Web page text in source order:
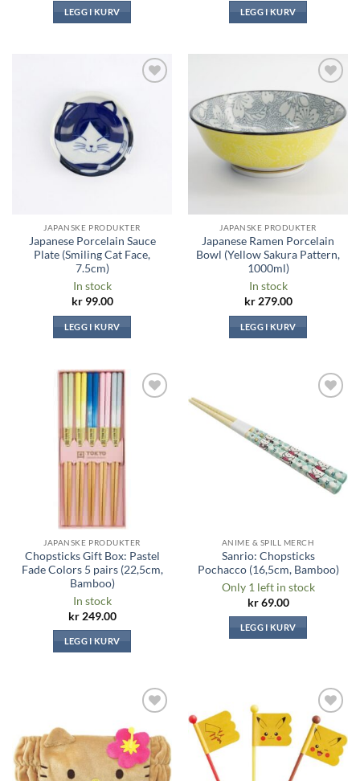
LEGG I KURV LEGG I KURV
JAPANSKE PRODUKTER
Japanese Porcelain Sauce
Plate (Smiling Cat Face,
7.5cm)
In stock
kr99.00
LEGG I KURV
Legg til i
ønskeliste
JAPANSKE PRODUKTER
Japanese Ramen Porcelain
Bowl (Yellow Sakura Pattern,
1000ml)
In stock
kr279.00
LEGG I KURV
JAPANSKE PRODUKTER
Chopsticks Gift Box: Pastel
Fade Colors 5 pairs (22,5cm,
Bamboo)
In stock
kr249.00
LEGG I KURV
ANIME & SPILL MERCH
Sanrio: Chopsticks
Pochacco (16,5cm, Bamboo)
Only 1 left in stock
kr69.00
LEGG I KURV
ønskeliste
Legg til i
ønskeliste